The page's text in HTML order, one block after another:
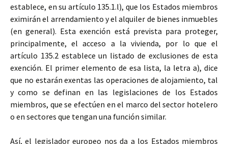
establece, en su artículo 135.1.l), que los Estados miembros
eximirán el arrendamiento y el alquiler de bienes inmuebles
(en general). Esta exención está prevista para proteger,
principalmente, el acceso a la vivienda, por lo que el
artículo 135.2 establece un listado de exclusiones de esta
exención. El primer elemento de esa lista, la letra a), dice
que no estarán exentas las operaciones de alojamiento, tal
y como se definan en las legislaciones de los Estados
miembros, que se efectúen en el marco del sector hotelero
o en sectores que tengan una función similar.
Así, el legislador europeo nos da a los Estados miembros